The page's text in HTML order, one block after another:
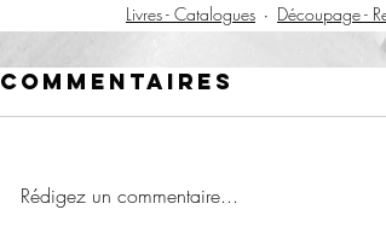
Livres - Catalogues Découpage -
Commentaires
Rédigez un commentaire...